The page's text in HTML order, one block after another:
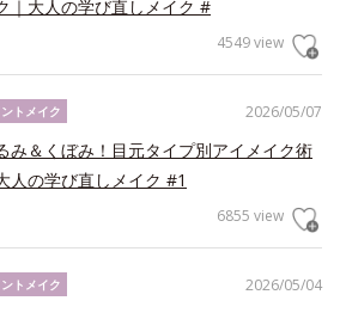
｜大人の学び直しメイク #
4549 view
2026/05/07
トメイク
み＆くぼみ！目元タイプ別アイメイク術
人の学び直しメイク #1
6855 view
2026/05/04
トメイク